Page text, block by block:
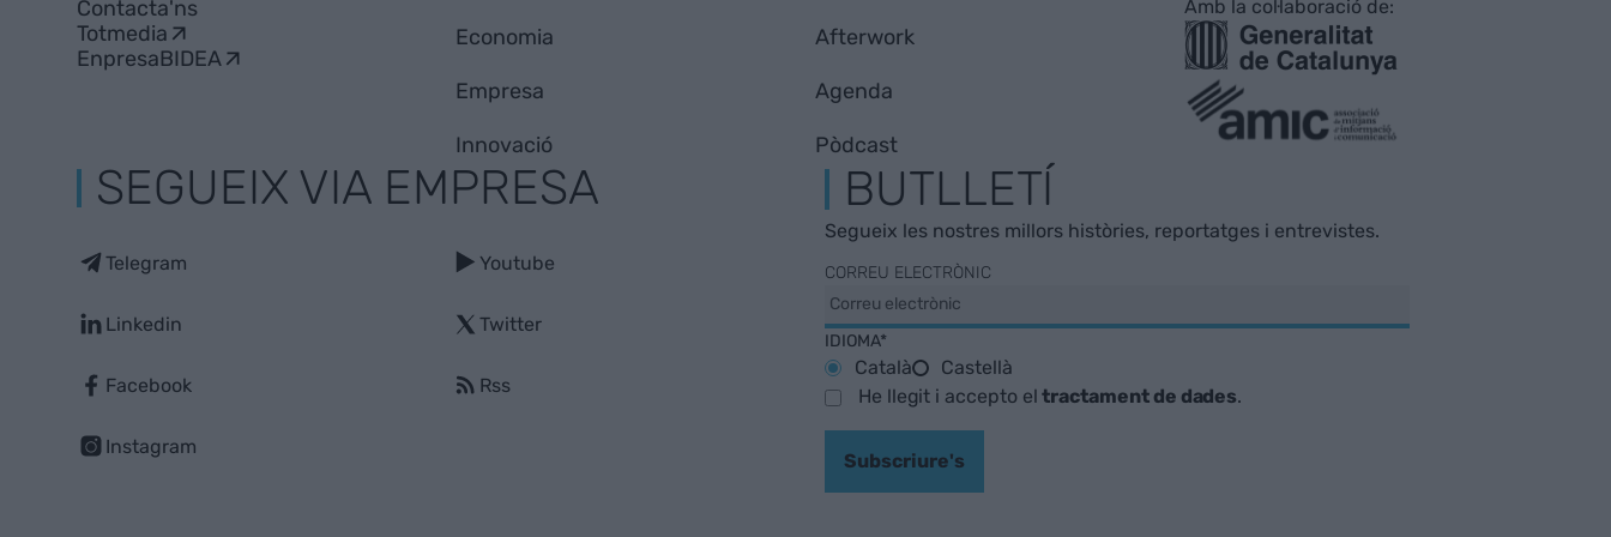
Contacta'ns
Totmedia
EnpresaBIDEA
Economia
Empresa
Innovació
Afterwork
Agenda
Pòdcast
Amb la col·laboració de:
SEGUEIX VIA EMPRESA
Telegram
Linkedin
Facebook
Instagram
Youtube
Twitter
Rss
BUTLLETÍ
Segueix les nostres millors històries, reportatges i entrevistes.
CORREU ELECTRÒNIC
IDIOMA*
Català
Castellà
He llegit i accepto eltractament de dades.
Subscriure's